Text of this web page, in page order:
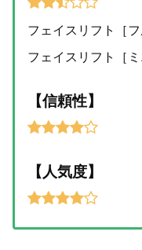
フェイスリフト［
フェイスリフト［
【信頼性】
【人気度】